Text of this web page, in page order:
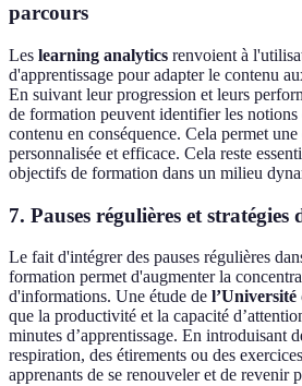
parcours
Les learning analytics renvoient à
d'apprentissage pour adapter le contenu
En suivant leur progression et leurs
de formation peuvent identifier les
contenu en conséquence. Cela permet
personnalisée et efficace. Cela reste
objectifs de formation dans un milieu
7. Pauses régulières et stratégies
Le fait d'intégrer des pauses régulières
formation permet d'augmenter la
d'informations. Une étude de l’Université
que la productivité et la capacité
minutes d’apprentissage. En introduisant
respiration, des étirements ou des
apprenants de se renouveler et de revenir